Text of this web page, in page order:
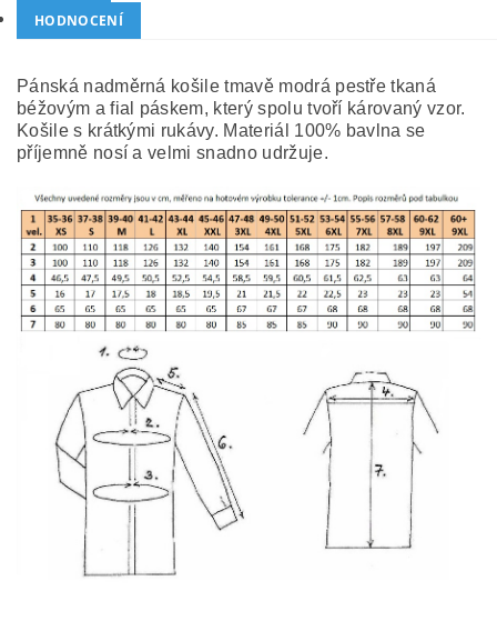
HODNOCENÍ
Pánská nadměrná košile tmavě modrá pestře tkaná
béžovým a fial páskem, který spolu tvoří károvaný vzor.
Košile s krátkými rukávy. Materiál 100% bavlna se
příjemně nosí a velmi snadno udržuje.